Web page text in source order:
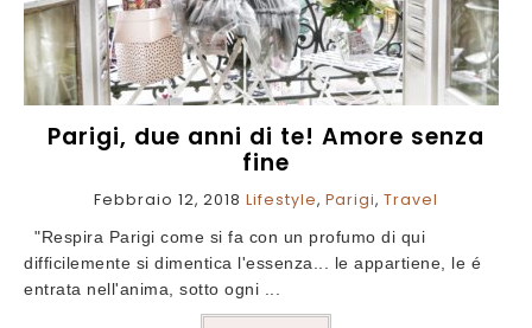
Parigi, due anni di te! Amore senza
fine
Febbraio 12, 2018 Lifestyle, Parigi, Travel
"Respira Parigi come si fa con un profumo di qui
difficilemente si dimentica l'essenza... le appartiene, le é
entrata nell'anima, sotto ogni ...